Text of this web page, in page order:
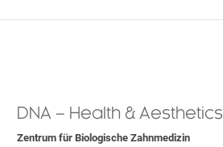
DNA – Health & Aesthetics
Zentrum für Biologische Zahnmedizin